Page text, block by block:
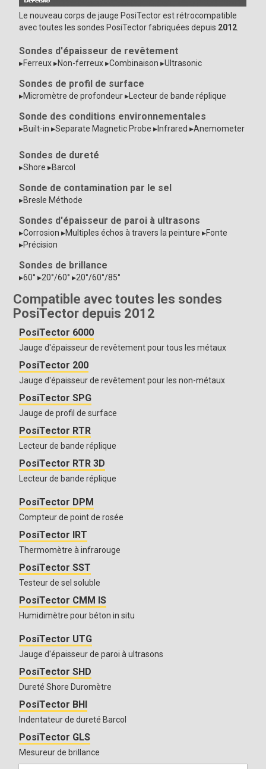
Le nouveau corps de jauge PosiTector est rétrocompatible
avec toutes les sondes PosiTector fabriquées depuis 2012
Sondes d'épaisseur de revêtement
▸Ferreux ▸Non-ferreux ▸Combinaison ▸Ultrasonic
Sondes de profil de surface
▸Micromètre de profondeur ▸Lecteur de bande réplique
Sonde des conditions environnementales
▸Built-in ▸Separate Magnetic Probe ▸Infrared ▸Anemometer
Sondes de dureté
▸Shore ▸Barcol
Sonde de contamination par le sel
▸Bresle Méthode
Sondes d'épaisseur de paroi à ultrasons
▸Corrosion ▸Multiples échos à travers la peinture ▸Fonte
▸Précision
Sondes de brillance
▸60° ▸20°/60° ▸20°/60°/85°
Compatible avec toutes les sondes
PosiTector depuis 2012
PosiTector 6000
Jauge d'épaisseur de revêtement pour tous les métaux
PosiTector 200
Jauge d'épaisseur de revêtement pour les non-métaux
PosiTector SPG
Jauge de profil de surface
PosiTector RTR
Lecteur de bande réplique
PosiTector RTR 3D
Lecteur de bande réplique
PosiTector DPM
Compteur de point de rosée
PosiTector IRT
Thermomètre à infrarouge
PosiTector SST
Testeur de sel soluble
PosiTector CMM IS
Humidimètre pour béton in situ
PosiTector UTG
Jauge d'épaisseur de paroi à ultrasons
PosiTector SHD
Dureté Shore Duromètre
PosiTector BHI
Indentateur de dureté Barcol
PosiTector GLS
Mesureur de brillance